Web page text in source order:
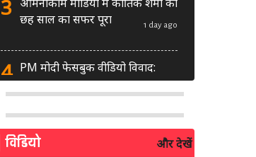
3 छह साल का सफर पूरा
1 day ago
4 PM मोदी फेसबुक वीडियो विवाद:
MeitY से मिलेगी मेटा की ग्लोबल टीम
5 AI से बने फर्जी पोस्ट पर LinkedIn
की सख्ती: लॉन्च किए नए मॉडरेशन
विडियो और देखें